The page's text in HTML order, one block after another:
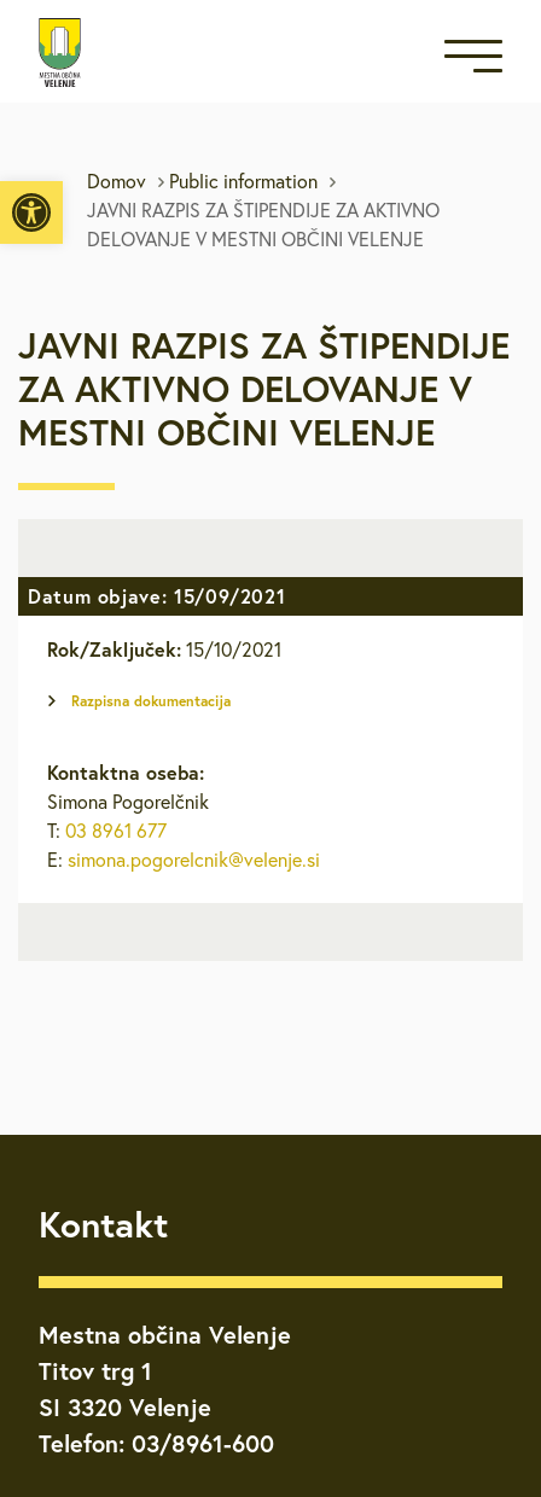
Open toolbar
Domov
Public information
JAVNI RAZPIS ZA ŠTIPENDIJE ZA AKTIVNO
DELOVANJE V MESTNI OBČINI VELENJE
JAVNI RAZPIS ZA ŠTIPENDIJE
ZA AKTIVNO DELOVANJE V
MESTNI OBČINI VELENJE
Datum objave: 15/09/2021
Rok/Zaključek: 15/10/2021
Razpisna dokumentacija
Kontaktna oseba:
Simona Pogorelčnik
T: 03 8961 677
E: simona.pogorelcnik@velenje.si
Kontakt
Mestna občina Velenje
Titov trg 1
SI 3320 Velenje
Telefon: 03/8961-600